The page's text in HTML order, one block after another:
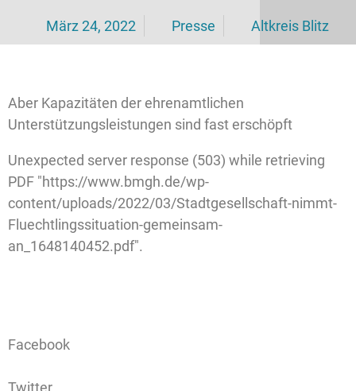
März 24, 2022 Presse Altkreis Blitz
Aber Kapazitäten der ehrenamtlichen
Unterstützungsleistungen sind fast erschöpft
Unexpected server response (503) while retrieving
PDF "https://www.bmgh.de/wp-
content/uploads/2022/03/Stadtgesellschaft-nimmt-
Fluechtlingssituation-gemeinsam-
an_1648140452.pdf".
Facebook
Twitter